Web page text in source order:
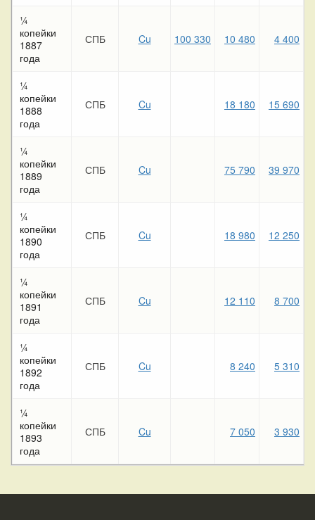
¼
копейки
1887
года
СПБ Cu 100 330 10 480 4 400
¼
копейки
1888
года
СПБ Cu 18 180 15 690
¼
копейки
1889
года
СПБ Cu 75 790 39 970
¼
копейки
1890
года
СПБ Cu 18 980 12 250
¼
копейки
1891
года
СПБ Cu 12 110 8 700
¼
копейки
1892
года
СПБ Cu 8 240 5 310
¼
копейки
1893
года
СПБ Cu 7 050 3 930